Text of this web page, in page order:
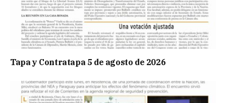
Tapa y Contratapa 5 de agosto de 2026